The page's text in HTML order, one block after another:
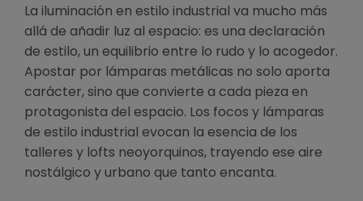
La iluminación en estilo industrial va mucho más
allá de añadir luz al espacio: es una declaración
de estilo, un equilibrio entre lo rudo y lo acogedor.
Apostar por lámparas metálicas no solo aporta
carácter, sino que convierte a cada pieza en
protagonista del espacio. Los focos y lámparas
de estilo industrial evocan la esencia de los
talleres y lofts neoyorquinos, trayendo ese aire
nostálgico y urbano que tanto encanta.